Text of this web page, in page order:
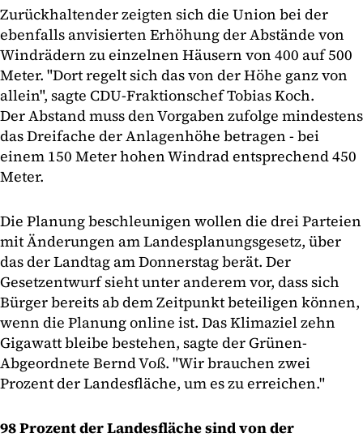
Zurückhaltender zeigten sich die Union bei der
ebenfalls anvisierten Erhöhung der Abstände von
Windrädern zu einzelnen Häusern von 400 auf 500
Meter. "Dort regelt sich das von der Höhe ganz von
allein", sagte CDU-Fraktionschef Tobias Koch.
Der Abstand muss den Vorgaben zufolge mindestens
das Dreifache der Anlagenhöhe betragen - bei
einem 150 Meter hohen Windrad entsprechend 450
Meter.
Die Planung beschleunigen wollen die drei Parteien
mit Änderungen am Landesplanungsgesetz, über
das der Landtag am Donnerstag berät. Der
Gesetzentwurf sieht unter anderem vor, dass sich
Bürger bereits ab dem Zeitpunkt beteiligen können,
wenn die Planung online ist. Das Klimaziel zehn
Gigawatt bleibe bestehen, sagte der Grünen-
Abgeordnete Bernd Voß. "Wir brauchen zwei
Prozent der Landesfläche, um es zu erreichen."
98 Prozent der Landesfläche sind von der